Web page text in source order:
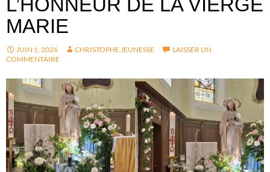
L’HONNEUR DE LA VIERGE
MARIE
JUIN 1, 2026 CHRISTOPHE JEUNESSE
LAISSER UN
COMMENTAIRE